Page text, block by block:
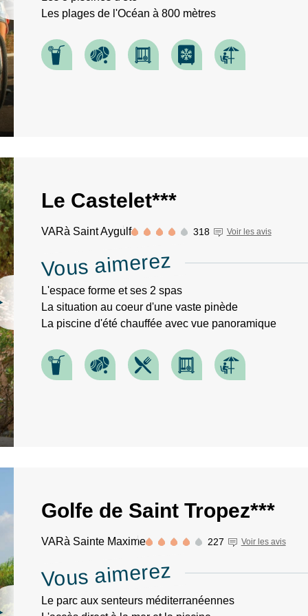
RECHERCHER
Une destination, un hôtel...
Les plages de l'Océan à 800 mètres
Le Castelet***
VARà Saint Aygulf 318 Voir les avis
Vous aimerez
L'espace forme et ses 2 spas
La situation au coeur d'une vaste pinède
La piscine d'été chauffée avec vue panoramique
Golfe de Saint Tropez***
VARà Sainte Maxime 227 Voir les avis
Vous aimerez
Le parc aux senteurs méditerranéennes